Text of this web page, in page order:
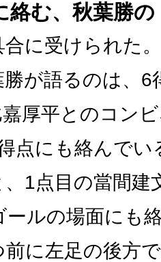
注目は「個」
絡む、秋葉勝
合に受けられた
勝が語るのは、6
厚平とのコン
点にも絡んで
1点目の當間建
ルの場面にも
に左足の後方